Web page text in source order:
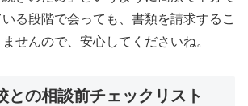
る段階で会っても、書類を請求するこ
せんので、安心してくださいね。
との相談前チェックリスト